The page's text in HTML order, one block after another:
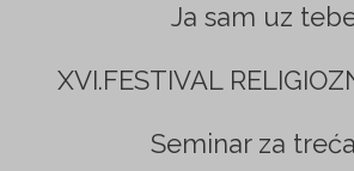
Ja sam uz
XVI.FESTIVAL
Seminar za